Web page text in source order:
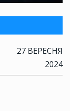
27 ВЕРЕСНЯ
2024